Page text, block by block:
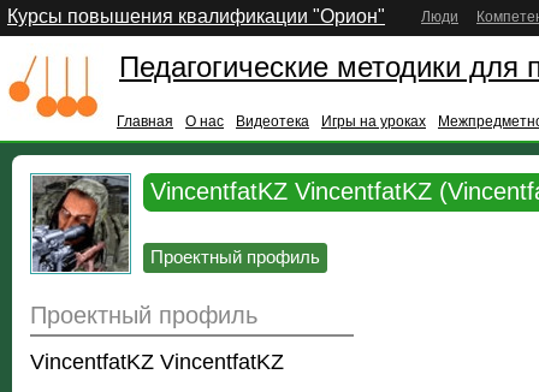
Курсы повышения квалификации "Орион" Люди
Педагогические методики для
Главная О нас Видеотека Игры на уроках
VincentfatKZ VincentfatKZ
Проектный профиль
Проектный профиль
VincentfatKZ VincentfatKZ